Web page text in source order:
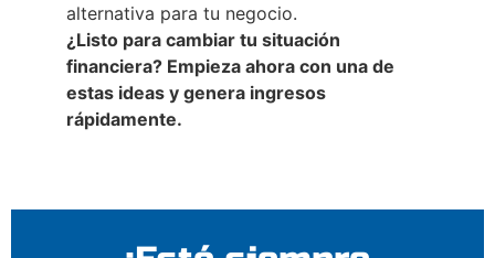
alternativa para tu negocio.
¿Listo para cambiar tu situación
financiera? Empieza ahora con una de
estas ideas y genera ingresos
rápidamente.